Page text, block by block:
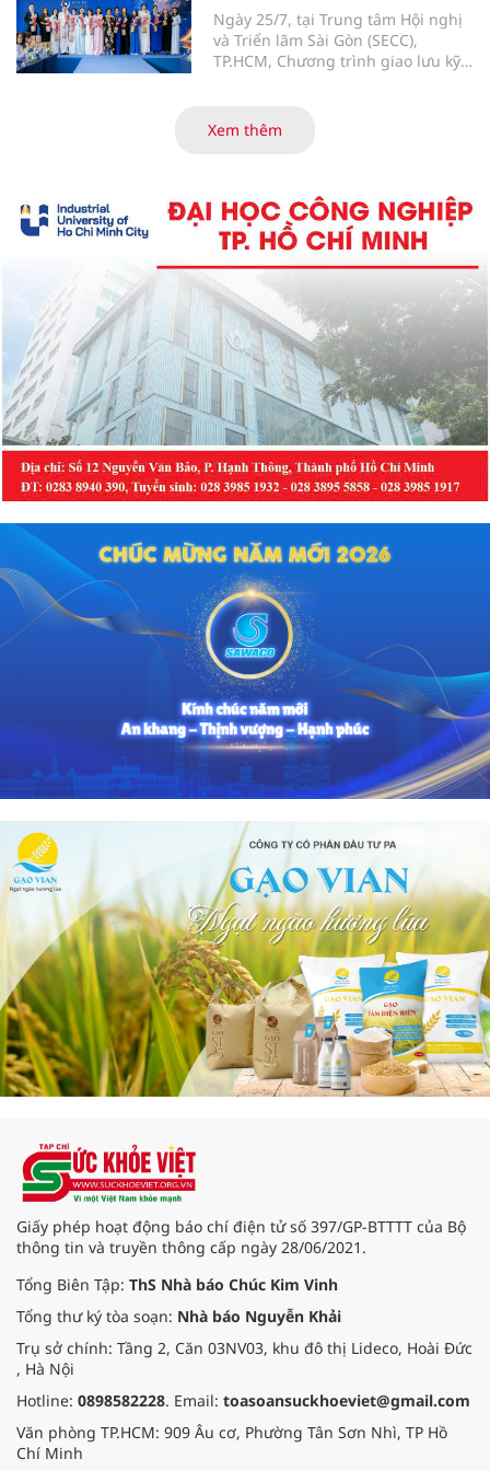
Ngày 25/7, tại Trung tâm Hội nghị
và Triển lãm Sài Gòn (SECC),
TP.HCM, Chương trình giao lưu kỹ
diễn ra với các hoạt động giao lưu
chuyên môn, trình diễn, đánh giá
Xem thêm
Giấy phép hoạt động báo chí điện tử số 397/GP-BTTTT của Bộ
thông tin và truyền thông cấp ngày 28/06/2021.
Tổng Biên Tập: ThS Nhà báo Chúc Kim Vinh
Tổng thư ký tòa soạn: Nhà báo Nguyễn Khải
Trụ sở chính: Tầng 2, Căn 03NV03, khu đô thị Lideco, Hoài Đức
, Hà Nội
Hotline: 0898582228. Email: toasoansuckhoeviet@gmail.com
Văn phòng TP.HCM: 909 Âu cơ, Phường Tân Sơn Nhì, TP Hồ
Chí Minh